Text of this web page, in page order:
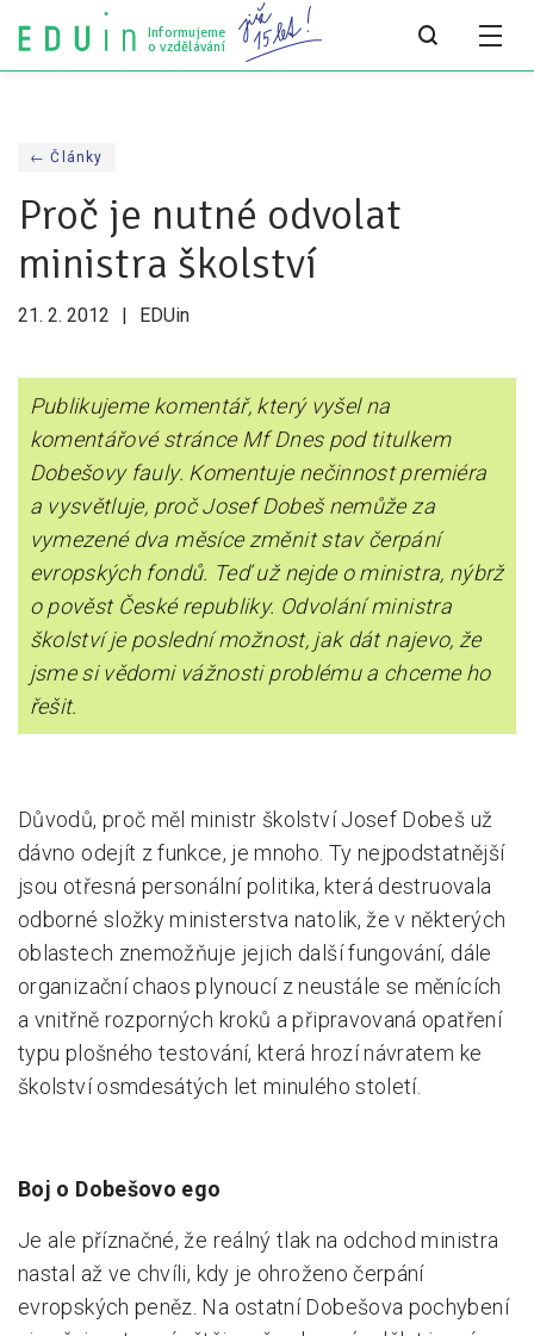
Informujeme
o vzdělávání
Všechny články
Všechny články
Týdeník bEDUin
Všechny analýzy
Pro média
Tiskové zprávy
Pro média
Pro zřizovatele
Konference Lepší škola
Kápézetka - průvodce pro zřizovatele
Klub zřizovatelů
O nás
Partneři a dárci
Kontakty
← Články
Proč je nutné odvolat
ministra školství
21. 2. 2012 EDUin
Publikujeme komentář, který vyšel na
komentářové stránce Mf Dnes pod titulkem
Dobešovy fauly. Komentuje nečinnost premiéra
a vysvětluje, proč Josef Dobeš nemůže za
vymezené dva měsíce změnit stav čerpání
evropských fondů. Teď už nejde o ministra, nýbrž
o pověst České republiky. Odvolání ministra
školství je poslední možnost, jak dát najevo, že
jsme si vědomi vážnosti problému a chceme ho
řešit.
Důvodů, proč měl ministr školství Josef Dobeš už
dávno odejít z funkce, je mnoho. Ty nejpodstatnější
jsou otřesná personální politika, která destruovala
odborné složky ministerstva natolik, že v některých
oblastech znemožňuje jejich další fungování, dále
organizační chaos plynoucí z neustále se měnících
a vnitřně rozporných kroků a připravovaná opatření
typu plošného testování, která hrozí návratem ke
školství osmdesátých let minulého století.
Boj o Dobešovo ego
Je ale příznačné, že reálný tlak na odchod ministra
nastal až ve chvíli, kdy je ohroženo čerpání
evropských peněz. Na ostatní Dobešova pochybení